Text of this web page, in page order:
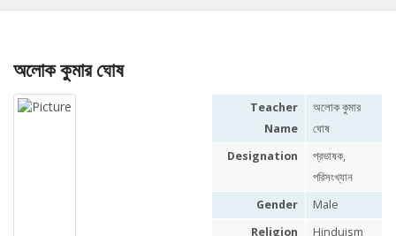
অলোক কুমার ঘোষ
Teacher
Name
অলোক কুমার
ঘোষ
Designation
প্রভাষক,
পরিসংখ্যান
Gender
Male
Religion
Hinduism